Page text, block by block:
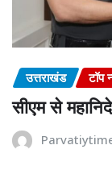
उत्तराखंड टॉप
सीएम से